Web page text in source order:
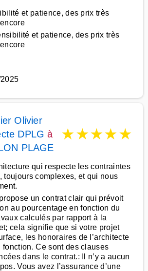
et patience, des prix très
et patience, des prix très
Olivier
DPLG à
PLAGE
★★★★★
qui respecte les contraintes
toujours complexes, et qui nous
un contrat clair qui prévoit
au pourcentage en fonction du
calculés par rapport à la
cela signifie que si votre projet
les honoraires de l’architecte
fonction. Ce sont des clauses
dans le contrat.: Il n’y a aucun
Vous avez l’assurance d’une